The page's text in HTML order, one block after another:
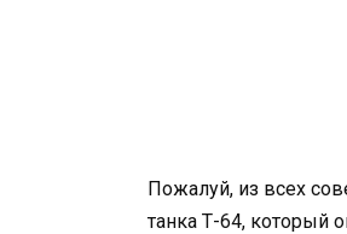
Пожалуй, из всех
танка Т-64, который